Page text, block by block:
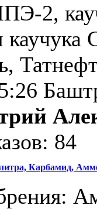
2,
84
Карбамид,